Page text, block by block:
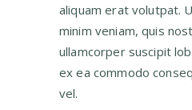
aliquam erat volutpat.
minim veniam, quis
ullamcorper suscipit
ex ea commodo
vel.